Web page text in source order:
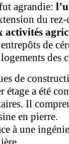
agrandie:
du rez-
activités
de
des
de
étage a été
Il
en pierre.
à une